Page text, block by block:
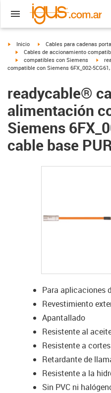
igus-icon-arrow-right
Inicio igus-icon-arrow-right
Cables para cadenas
igus-icon-arrow-right
Cables de accionamiento
igus-icon-arrow-right
compatibles con Siemens
compatible con Siemens 6FX_002-
readycable®
alimentación
Siemens
cable base
Para aplicaciones
Revestimiento
Apantallado
Resistente al
Resistente a cortes
Retardante de
Resistente a la
Sin PVC ni